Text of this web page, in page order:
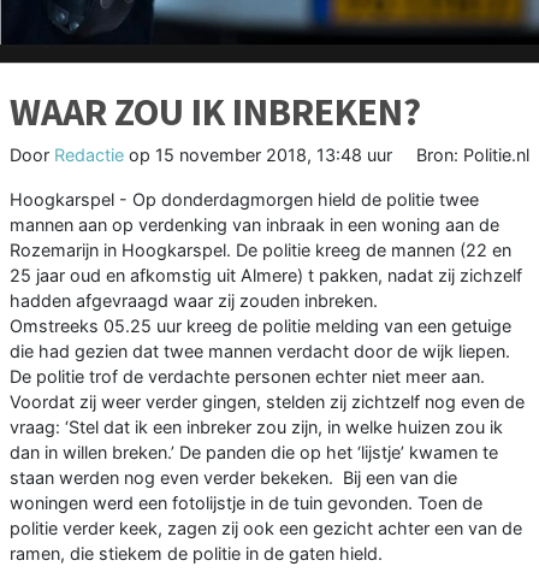
WAAR ZOU IK INBREKEN?
Door Redactie op 15 november 2018, 13:48 uur Bron: Politie.nl
Hoogkarspel - Op donderdagmorgen hield de politie twee
mannen aan op verdenking van inbraak in een woning aan de
Rozemarijn in Hoogkarspel. De politie kreeg de mannen (22 en
25 jaar oud en afkomstig uit Almere) t pakken, nadat zij zichzelf
hadden afgevraagd waar zij zouden inbreken.
Omstreeks 05.25 uur kreeg de politie melding van een getuige
die had gezien dat twee mannen verdacht door de wijk liepen.
De politie trof de verdachte personen echter niet meer aan.
Voordat zij weer verder gingen, stelden zij zichtzelf nog even de
vraag: ‘Stel dat ik een inbreker zou zijn, in welke huizen zou ik
dan in willen breken.’ De panden die op het ‘lijstje’ kwamen te
staan werden nog even verder bekeken. Bij een van die
woningen werd een fotolijstje in de tuin gevonden. Toen de
politie verder keek, zagen zij ook een gezicht achter een van de
ramen, die stiekem de politie in de gaten hield.